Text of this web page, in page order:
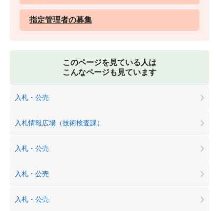
指定管理者の募集
このページを見ている人は
こんなページも見ています
入札・公売
入札情報広場（技術検査課）
入札・公売
入札・公売
入札・公売